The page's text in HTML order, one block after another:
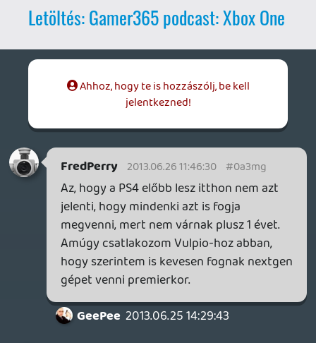
hogy szerintem is kevesen fognak nextgen
GeePee 2013.06.25 14:29:43
2013.06.25 14:48:13
Mondjuk ezt nem teljesen értem: miért
számíttatnád be a régi géped az új árába,
kompatibilisek?
GeePee 2013.06.25 14:29:43
2013.06.25 14:47:05
Elvileg gyártási problémák miatt nem
tudnak eleget leszállítani belőle
megjelenésre, ezért nem indul egyszerre
mindenhol. Bár amilyen siralmasak voltak
az előrendelési adatok az E3 után,
szerintem simán lehetne világszintű
premier... (Mondjuk gondolom ez némileg